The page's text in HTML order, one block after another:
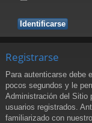
Registrarse
Para autenticarse debe
pocos segundos y le
Administración del Sitio
usuarios registrados.
familiarizado con